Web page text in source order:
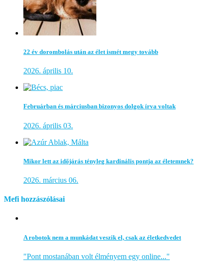
22 év dorombolás után az élet ismét megy tovább
2026. április 10.
Februárban és márciusban bizonyos dolgok írva voltak
2026. április 03.
Mikor lett az időjárás tényleg kardinális pontja az életemnek?
2026. március 06.
Mefi hozzászólásai
A robotok nem a munkádat veszik el, csak az életkedvedet
"Pont mostanában volt élményem egy online..."